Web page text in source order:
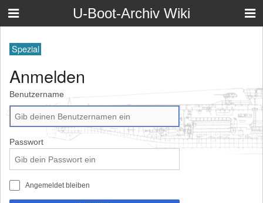
U-Boot-Archiv Wiki
Spezial
Anmelden
Benutzername
Passwort
Angemeldet bleiben